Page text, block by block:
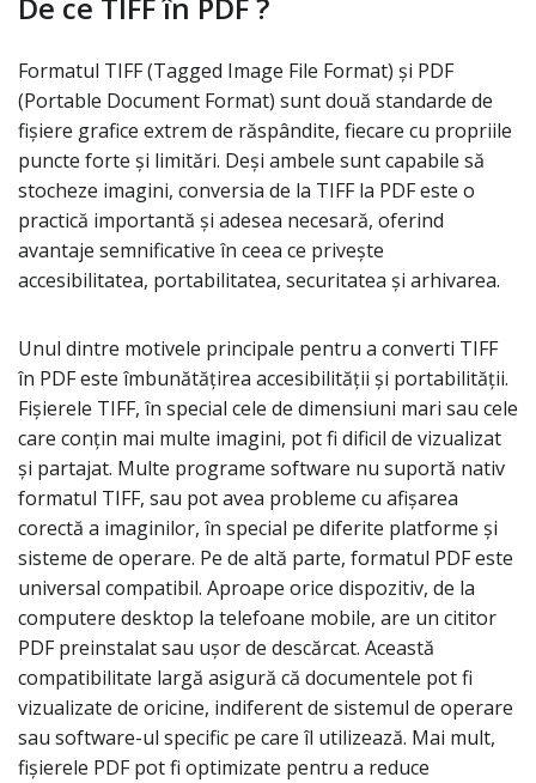
Formatul TIFF (Tagged Image File Format) și PDF
(Portable Document Format) sunt două standarde de
fișiere grafice extrem de răspândite, fiecare cu propriile
puncte forte și limitări. Deși ambele sunt capabile să
stocheze imagini, conversia de la TIFF la PDF este o
practică importantă și adesea necesară, oferind
avantaje semnificative în ceea ce privește
accesibilitatea, portabilitatea, securitatea și arhivarea.
Unul dintre motivele principale pentru a converti TIFF
în PDF este îmbunătățirea accesibilității și portabilității.
Fișierele TIFF, în special cele de dimensiuni mari sau cele
care conțin mai multe imagini, pot fi dificil de vizualizat
și partajat. Multe programe software nu suportă nativ
formatul TIFF, sau pot avea probleme cu afișarea
corectă a imaginilor, în special pe diferite platforme și
sisteme de operare. Pe de altă parte, formatul PDF este
universal compatibil. Aproape orice dispozitiv, de la
computere desktop la telefoane mobile, are un cititor
PDF preinstalat sau ușor de descărcat. Această
compatibilitate largă asigură că documentele pot fi
vizualizate de oricine, indiferent de sistemul de operare
sau software-ul specific pe care îl utilizează. Mai mult,
fișierele PDF pot fi optimizate pentru a reduce